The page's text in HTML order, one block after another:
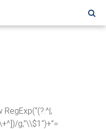
g,”\\$1″)+”=